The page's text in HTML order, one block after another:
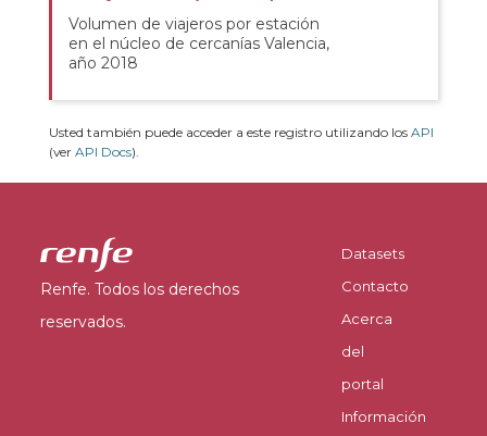
Volumen de viajeros por estación
en el núcleo de cercanías Valencia,
año 2018
Usted también puede acceder a este registro utilizando los API
(ver API Docs).
Renfe. Todos los derechos
reservados.
Datasets
Contacto
Acerca
del
portal
Información